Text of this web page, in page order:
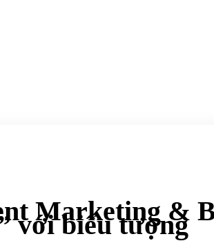
Marketing &
với biểu tượng